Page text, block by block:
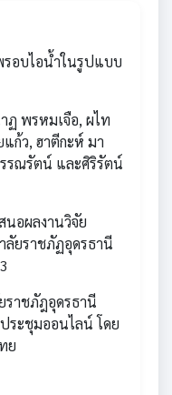
อบไอน้ำในรูปแบบ
ฏ พรหมเจือ, ผไท
ก้ว, ฮาตีกะห์ มา
รณรัตน์ และศิริรัตน์
นอผลงานวิจัย
ยราชภัฏอุดรธานี
าชภัฎอุดรธานี
ระชุมออนไลน์ โดย
ย